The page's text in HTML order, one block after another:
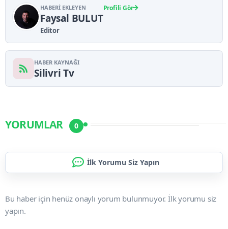
HABERI EKLEYEN
Faysal BULUT
Editor
Profili Gör
HABER KAYNAĞI
Silivri Tv
YORUMLAR 0
İlk Yorumu Siz Yapın
Bu haber için henüz onaylı yorum bulunmuyor. İlk yorumu siz
yapın.